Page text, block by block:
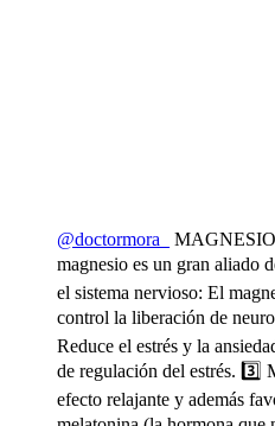
@doctormora_
magnesio es un gran aliado
el sistema nervioso: El
control la liberación de
Reduce el estrés y la
de regulación del estrés. 3️⃣
efecto relajante y además